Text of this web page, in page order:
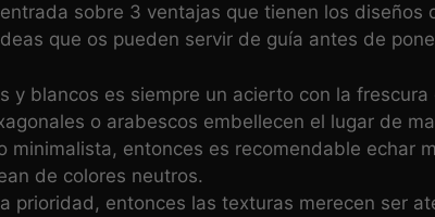
sobre 3 ventajas que tienen los diseños
que os pueden servir de guía antes de
y blancos es siempre un acierto con la frescura
o arabescos embellecen el lugar de
minimalista, entonces es recomendable echar
de colores neutros.
prioridad, entonces las texturas merecen ser